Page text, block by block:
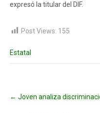
expresó la titular del DIF.
Post Views: 155
Estatal
navigation
← Joven analiza